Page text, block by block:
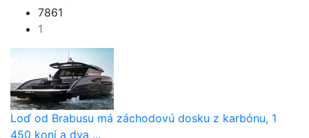
7861
1
Loď od Brabusu má záchodovú dosku z karbónu, 1
450 koní a dva ...